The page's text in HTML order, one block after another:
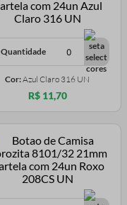
Quantidade
Cor:Azul Claro 316 UN
R$ 11,70